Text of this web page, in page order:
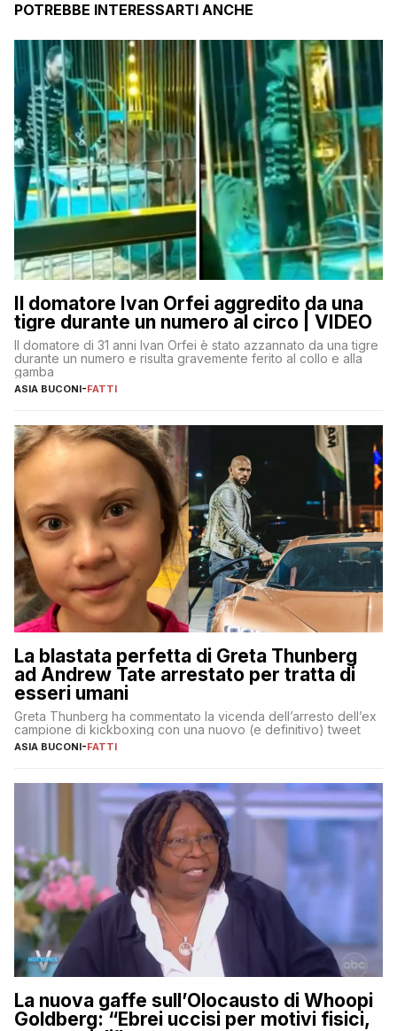
POTREBBE INTERESSARTI ANCHE
Il domatore Ivan Orfei aggredito da una
tigre durante un numero al circo | VIDEO
Il domatore di 31 anni Ivan Orfei è stato azzannato da una tigre
durante un numero e risulta gravemente ferito al collo e alla
gamba
ASIA BUCONI-FATTI
La blastata perfetta di Greta Thunberg
ad Andrew Tate arrestato per tratta di
esseri umani
Greta Thunberg ha commentato la vicenda dell’arresto dell’ex
campione di kickboxing con una nuovo (e definitivo) tweet
ASIA BUCONI-FATTI
La nuova gaffe sull’Olocausto di Whoopi
Goldberg: “Ebrei uccisi per motivi fisici,